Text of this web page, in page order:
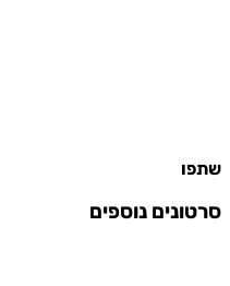
שתפו
סרטונים נוספים